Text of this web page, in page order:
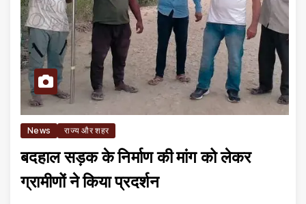
News राज्य और शहर
बदहाल सड़क के निर्माण की मांग को लेकर
ग्रामीणों ने किया प्रदर्शन